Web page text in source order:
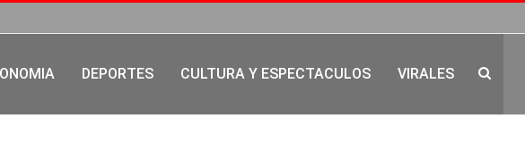
DEPORTES CULTURA Y ESPECTACULOS VIRALES